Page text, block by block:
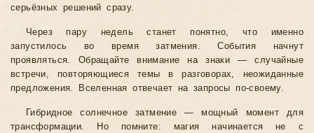
серьёзных решений сразу.
Через пару недель станет понятно, что именно
запустилось во время затмения. События начнут
проявляться. Обращайте внимание на знаки — случайные
встречи, повторяющиеся темы в разговорах, неожиданные
предложения. Вселенная отвечает на запросы по-своему.
Гибридное солнечное затмение — мощный момент для
трансформации. Но помните: магия начинается не с